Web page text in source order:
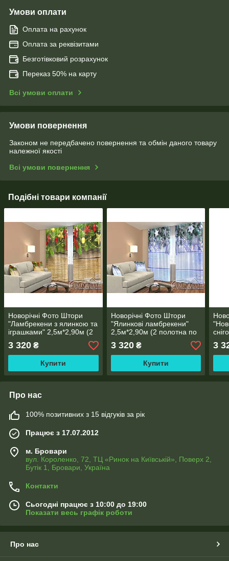
Умови оплати
Оплата на рахунок
Оплата за реквізитами
Безготівковий розрахунок
Переказ 50% на карту
Всі умови оплати
Умови повернення
Законом не передбачено повернення та обмін даного товару
належної якості
Всі умови повернення
Подібні товари компанії
Новорічні Фото Штори
"Ламбрекени з ялинкою та
іграшками" 2,5м*2,90м (2
полотна по 1,45м), тасьма
3 320 ₴
Купити
Новорічні Фото Штори
"Ялинкові ламбрекени"
2,5м*2,90м (2 полотна по
3 320₴
Купити
3
Про нас
100% позитивних з 15 відгуків за рік
Працює з 17.07.2012
м. Бровари
вул. Короленко, 72, ТЦ «Ринок на Київській», Поверх 2,
Бутік 1, Бровари, Україна
Контакти
Сьогодні працює з 10:00 до 19:00
Показати весь графік роботи
Про нас